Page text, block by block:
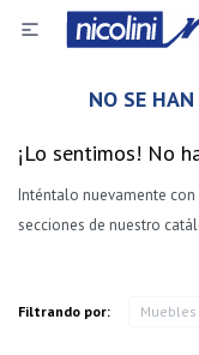

NO SE HAN
¡Lo sentimos! No
Inténtalo nuevamente
secciones de nuestro
Filtrando por: Muebles